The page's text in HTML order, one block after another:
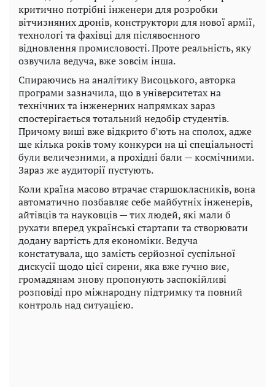
критично потрібні інженери для розробки
вітчизняних дронів, конструктори для нової армії,
технологі та фахівці для післявоєнного
відновлення промисловості. Проте реальність, яку
озвучила ведуча, вже зовсім інша.
Спираючись на аналітику Висоцького, авторка
програми зазначила, що в університетах на
технічних та інженерних напрямках зараз
спостерігається тотальний недобір студентів.
Причому виші вже відкрито б’ють на сполох, адже
ще кілька років тому конкурси на ці спеціальності
були величезними, а прохідні бали — космічними.
Зараз же аудиторії пустують.
Коли країна масово втрачає старшокласників, вона
автоматично позбавляє себе майбутніх інженерів,
айтівців та науковців — тих людей, які мали б
рухати вперед українські стартапи та створювати
додану вартість для економіки. Ведуча
констатувала, що замість серйозної суспільної
дискусії щодо цієї сирени, яка вже гучно виє,
громадянам знову пропонують заспокійливі
розповіді про міжнародну підтримку та повний
контроль над ситуацією.